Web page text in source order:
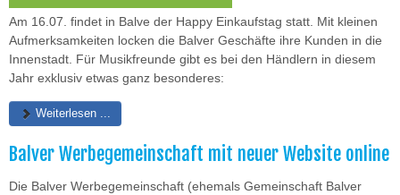
Am 16.07. findet in Balve der Happy Einkaufstag statt. Mit kleinen
Aufmerksamkeiten locken die Balver Geschäfte ihre Kunden in die
Innenstadt. Für Musikfreunde gibt es bei den Händlern in diesem
Jahr exklusiv etwas ganz besonderes:
Weiterlesen ...
Balver Werbegemeinschaft mit neuer Website online
Die Balver Werbegemeinschaft (ehemals Gemeinschaft Balver